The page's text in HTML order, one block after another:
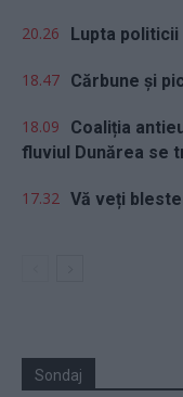
20.26 Lupta
18.47 Cărbune și
18.09
Coaliția
fluviul Dunărea se
17.32 Vă veți
Sondaj